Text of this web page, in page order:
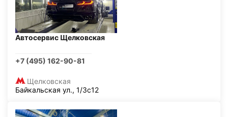
Автосервис Щелковская
+7 (495) 162-90-81
Щелковская
Байкальская ул., 1/3с12